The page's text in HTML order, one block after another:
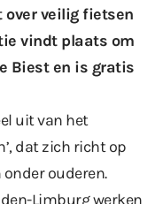
veilig fietsen
vindt plaats om
Biest en is gratis
uit van het
’, dat zich richt op
ouderen.
Limburg werken